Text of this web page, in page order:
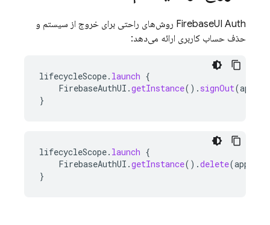
FirebaseUI Auth روش‌های راحتی برای خروج از سیستم و
حذف حساب کاربری ارائه می‌دهد:
lifecycleScope. launch {
FirebaseAuthUI .getInstance(). signOut(
}
lifecycleScope. launch {
FirebaseAuthUI .getInstance().delete(
}